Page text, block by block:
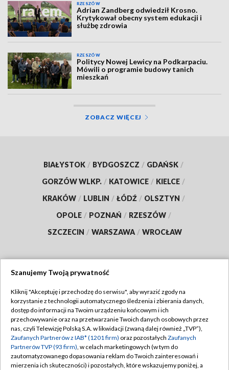
RZESZÓW
Adrian Zandberg odwiedził Krosno.
Krytykował obecny system edukacji i
służbę zdrowia
RZESZÓW
Politycy Nowej Lewicy na Podkarpaciu.
Mówili o programie budowy tanich
mieszkań
ZOBACZ WIĘCEJ
BIAŁYSTOK / BYDGOSZCZ / GDAŃSK /
GORZÓW WLKP. / KATOWICE / KIELCE /
KRAKÓW / LUBLIN / ŁÓDŹ / OLSZTYN /
OPOLE / POZNAŃ / RZESZÓW /
SZCZECIN / WARSZAWA / WROCŁAW
TVP
Abonament TVP
Emisja w TVP
Centrum informacji TVP
Regulamin TVP
Polityka prywatności
Moje zgody
Szanujemy Twoją prywatność
Kliknij "Akceptuję i przechodzę do serwisu", aby wyrazić zgody na
korzystanie z technologii automatycznego śledzenia i zbierania danych,
dostęp do informacji na Twoim urządzeniu końcowym i ich
przechowywanie oraz na przetwarzanie Twoich danych osobowych przez
nas, czyli Telewizję Polską S.A. w likwidacji (zwaną dalej również „TVP”),
Zaufanych Partnerów z IAB* (1201 firm) oraz pozostałych Zaufanych
Partnerów TVP (93 firm), w celach marketingowych (w tym do
zautomatyzowanego dopasowania reklam do Twoich zainteresowań i
mierzenia ich skuteczności) i pozostałych, które wskazujemy poniżej, a